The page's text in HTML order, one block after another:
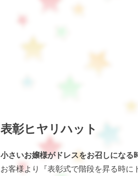
表彰ヒヤリハット
小さいお嬢様がドレスをお召しになる
お客様より『表彰式で階段を昇る時